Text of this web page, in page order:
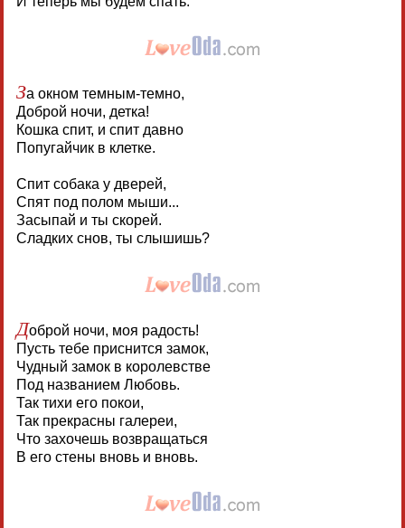
За окном темным-темно,
Доброй ночи, детка!
Кошка спит, и спит давно
Попугайчик в клетке.
Спит собака у дверей,
Спят под полом мыши...
Засыпай и ты скорей.
Сладких снов, ты слышишь?
Доброй ночи, моя радость!
Пусть тебе приснится замок,
Чудный замок в королевстве
Под названием Любовь.
Так тихи его покои,
Так прекрасны галереи,
Что захочешь возвращаться
В его стены вновь и вновь.